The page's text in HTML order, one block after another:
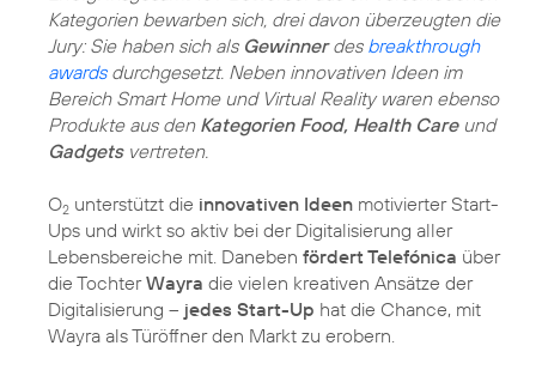
Kategorien bewarben sich, drei davon überzeugten die
Jury: Sie haben sich als Gewinnerdes breakthrough
awardsdurchgesetzt. Neben innovativen Ideen im
Bereich Smart Home und Virtual Reality waren ebenso
Produkte aus den Kategorien Food, Health Careund
Gadgetsvertreten.
O2 unterstützt die innovativen Ideen motivierter Start-
Ups und wirkt so aktiv bei der Digitalisierung aller
Lebensbereiche mit. Daneben fördert Telefónica über
die TochterWayra die vielen kreativen Ansätze der
Digitalisierung – jedes Start-Up hat die Chance, mit
Wayra als Türöffner den Markt zu erobern.